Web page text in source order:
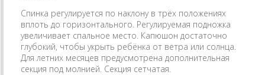
Спинка регулируется по наклону в трёх положениях
вплоть до горизонтального. Регулируемая подножка
увеличивает спальное место. Капюшон достаточно
глубокий, чтобы укрыть ребёнка от ветра или солнца.
Для летних месяцев предусмотрена дополнительная
секция под молнией. Секция сетчатая.